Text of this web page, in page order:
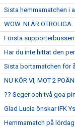
Sista hemmamatchen i
WOW. NI ÄR OTROLIGA.
Första supporterbussen
Har du inte hittat den
Sista bortamatchen för
NU KÖR VI, MOT 2
?? Seger och två goa
Glad Lucia önskar IFK
Hemmamatch på lördag